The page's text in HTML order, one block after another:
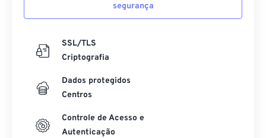
segurança
SSL/TLS
Criptografia
Dados protegidos
Centros
Controle de Acesso e
Autenticação